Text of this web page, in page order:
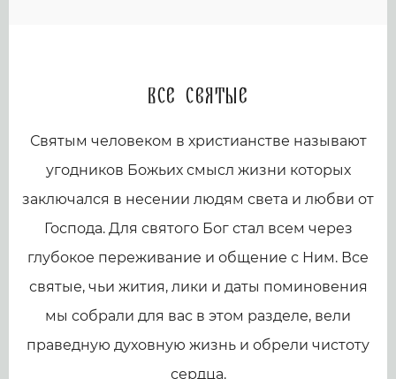
Все святые
Святым человеком в христианстве называют
угодников Божьих смысл жизни которых
заключался в несении людям света и любви от
Господа. Для святого Бог стал всем через
глубокое переживание и общение с Ним. Все
святые, чьи жития, лики и даты поминовения
мы собрали для вас в этом разделе, вели
праведную духовную жизнь и обрели чистоту
сердца.